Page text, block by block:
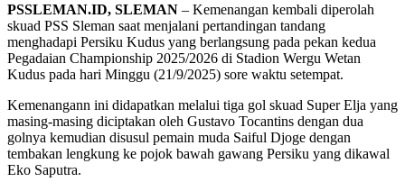
PSSLEMAN.ID, SLEMAN – Kemenangan kembali diperolah
skuad PSS Sleman saat menjalani pertandingan tandang
menghadapi Persiku Kudus yang berlangsung pada pekan kedua
Pegadaian Championship 2025/2026 di Stadion Wergu Wetan
Kudus pada hari Minggu (21/9/2025) sore waktu setempat.
Kemenangann ini didapatkan melalui tiga gol skuad Super Elja yang
masing-masing diciptakan oleh Gustavo Tocantins dengan dua
golnya kemudian disusul pemain muda Saiful Djoge dengan
tembakan lengkung ke pojok bawah gawang Persiku yang dikawal
Eko Saputra.